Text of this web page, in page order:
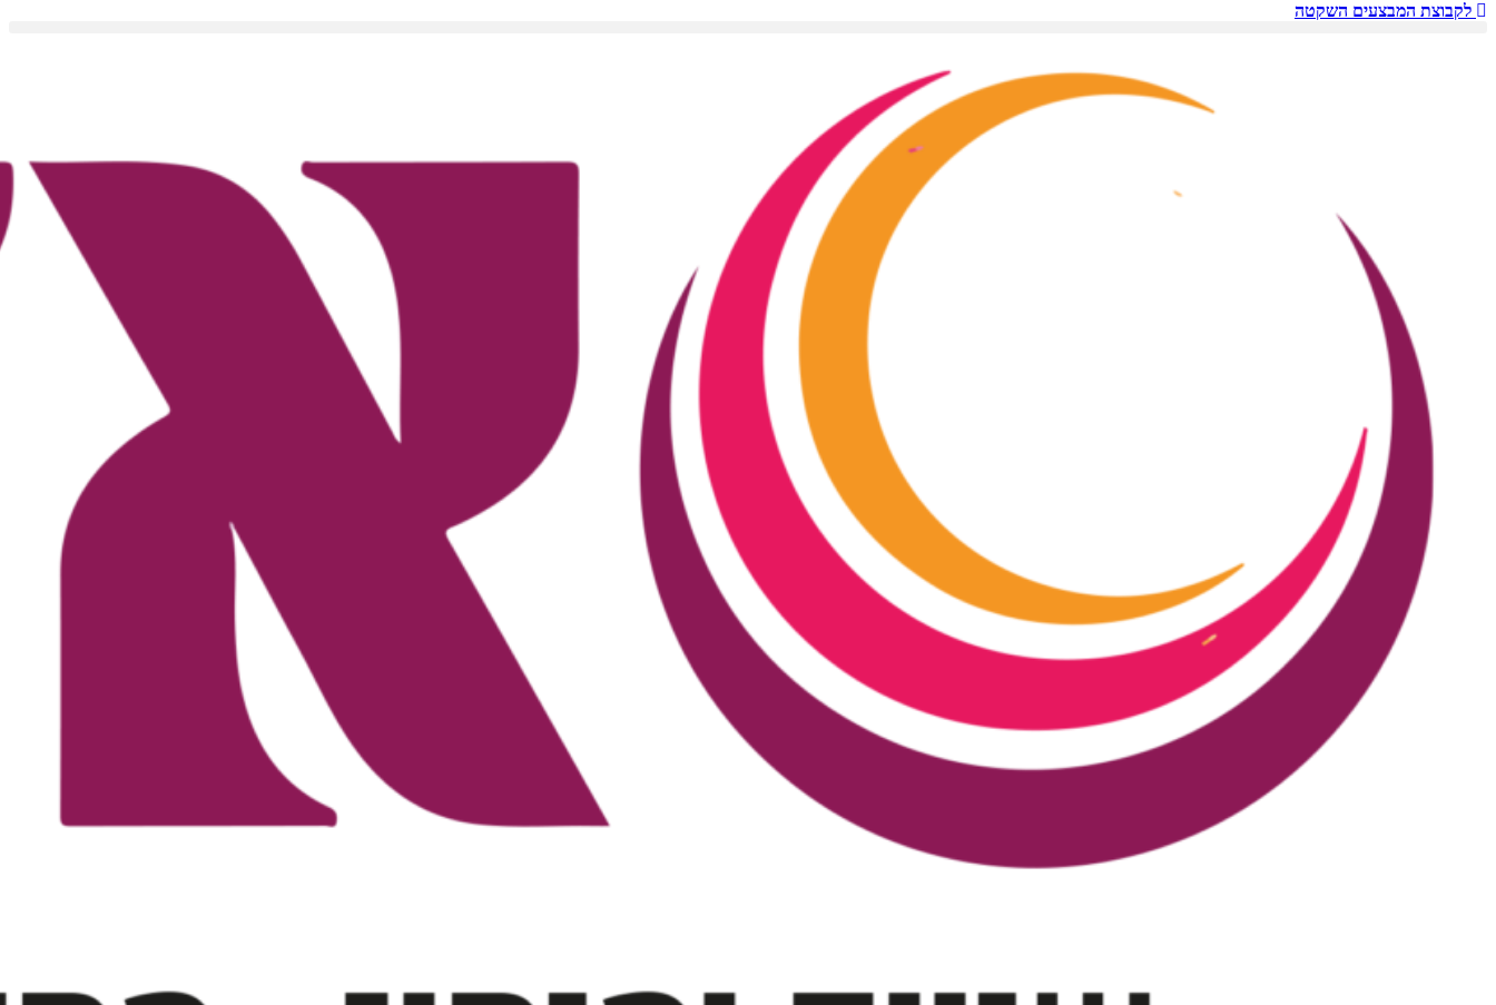
לקבוצת המבצעים השקטה